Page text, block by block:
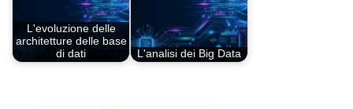
L'evoluzione delle
architetture delle base
di dati
L'analisi dei Big Data